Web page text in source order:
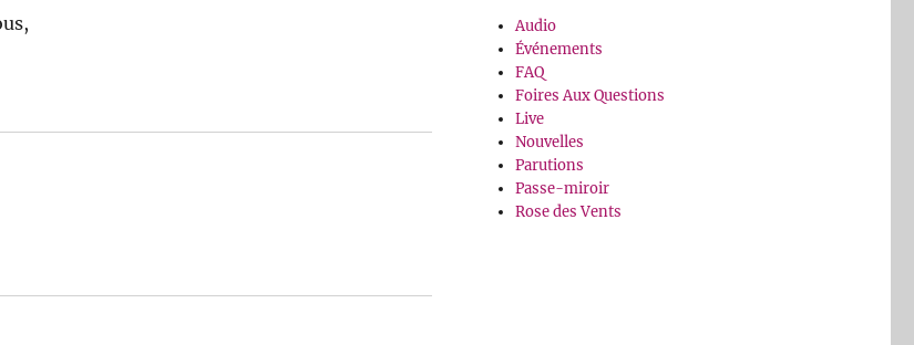
Audio
Événements
FAQ
Foires Aux Questions
Live
Nouvelles
Parutions
Passe-miroir
Rose des Vents